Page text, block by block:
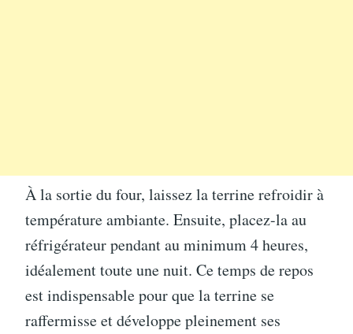
À la sortie du four, laissez la terrine refroidir à
température ambiante. Ensuite, placez-la au
réfrigérateur pendant au minimum 4 heures,
idéalement toute une nuit. Ce temps de repos
est indispensable pour que la terrine se
raffermisse et développe pleinement ses